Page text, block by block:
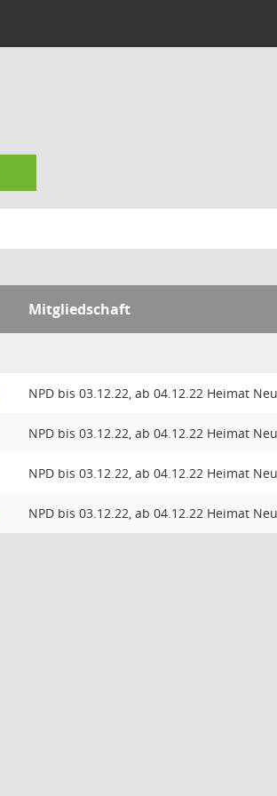
Mitgliedschaft
NPD bis 03.12.22, ab 04.12.22 Heimat
NPD bis 03.12.22, ab 04.12.22 Heimat
NPD bis 03.12.22, ab 04.12.22 Heimat
NPD bis 03.12.22, ab 04.12.22 Heimat